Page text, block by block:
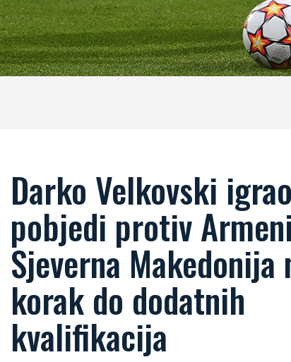
Darko Velkovski
pobjedi protiv
Sjeverna Makedonija
korak do dodatnih
kvalifikacija